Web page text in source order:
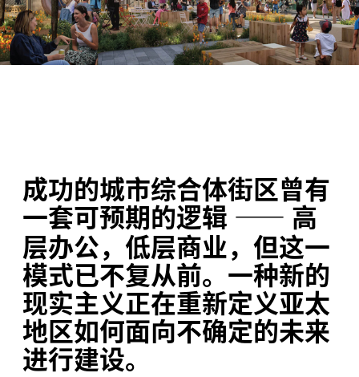
成功的城市综合体街区曾有
一套可预期的逻辑 —— 高
层办公，低层商业，但这一
模式已不复从前。一种新的
现实主义正在重新定义亚太
地区如何面向不确定的未来
进行建设。